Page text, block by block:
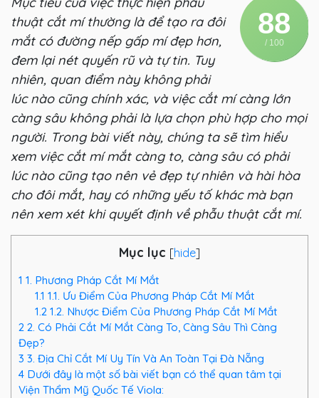
88
/ 100
thuật cắt mí thường là để tạo ra đôi
mắt có đường nếp gấp mí đẹp hơn,
đem lại nét quyến rũ và tự tin. Tuy
nhiên, quan điểm này không phải
lúc nào cũng chính xác, và việc cắt mí càng lớn
càng sâu không phải là lựa chọn phù hợp cho mọi
người. Trong bài viết này, chúng ta sẽ tìm hiểu
xem việc cắt mí mắt càng to, càng sâu có phải
lúc nào cũng tạo nên vẻ đẹp tự nhiên và hài hòa
cho đôi mắt, hay có những yếu tố khác mà bạn
nên xem xét khi quyết định về phẫu thuật cắt mí.
Mục lục [hide]
1 1. Phương Pháp Cắt Mí Mắt
1.1 1.1. Ưu Điểm Của Phương Pháp Cắt Mí Mắt
1.21.2. Nhược Điểm Của Phương Pháp Cắt Mí Mắt
2 2. Có Phải Cắt Mí Mắt Càng To, Càng Sâu Thì Càng
Đẹp?
3 3. Địa Chỉ Cắt Mí Uy Tín Và An Toàn Tại Đà Nẵng
4 Dưới đây là một số bài viết bạn có thể quan tâm tại
Viện Thẩm Mỹ Quốc Tế Viola: